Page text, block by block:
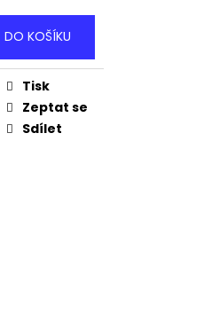
DO KOŠÍKU
Tisk
Zeptat se
Sdílet